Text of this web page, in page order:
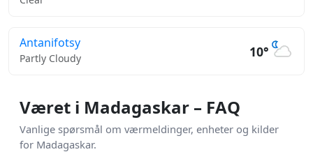
Antanifotsy
Partly Cloudy 10°
Været i Madagaskar – FAQ
Vanlige spørsmål om værmeldinger, enheter og kilder
for Madagaskar.